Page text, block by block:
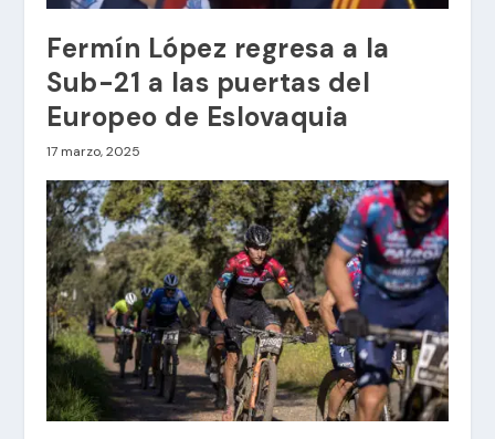
Fermín López regresa a la
Sub-21 a las puertas del
Europeo de Eslovaquia
17 marzo, 2025